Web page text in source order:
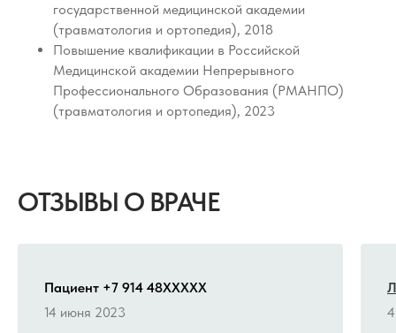
государственной медицинской академии
(травматология и ортопедия), 2018
Повышение квалификации в Российской
Медицинской академии Непрерывного
Профессионального Образования (РМАНПО)
(травматология и ортопедия), 2023
ОТЗЫВЫ О ВРАЧЕ
Пациент +7 914 48XXXXX
14 июня 2023